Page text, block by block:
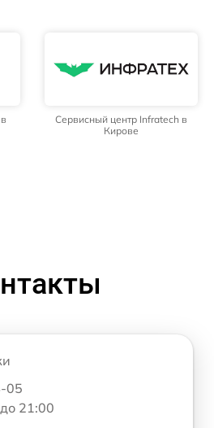
Сервисный центр Infratech в
Кирове
05
21:00